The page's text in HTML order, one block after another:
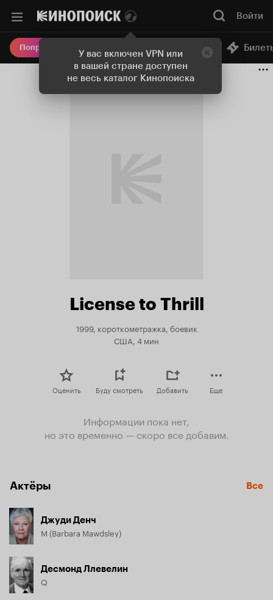
У вас включен VPN или
в вашей стране доступен
не весь каталог Кинопоиска
Войти
Попробовать Плюс Онлайн-кинотеатр
License to Thrill
1999, короткометражка, боевик
США, 4 мин
Оценить Буду смотреть Добавить Еще
Информации пока нет,
но это временно — скоро все добавим.
Актёры Все
Джуди Денч
M (Barbara Mawdsley)
Десмонд Ллевелин
Q